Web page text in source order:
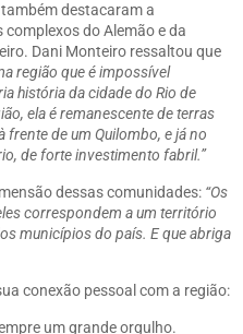
destacaram a
do Alemão e da
Dani Monteiro ressaltou que
região que é impossível
história da cidade do Rio de
ela é remanescente de terras
frente de um Quilombo, e já no
de forte investimento fabril.”
dessas comunidades: “Os
correspondem a um território
municípios do país. E que abriga
conexão pessoal com a região:
um grande orgulho.